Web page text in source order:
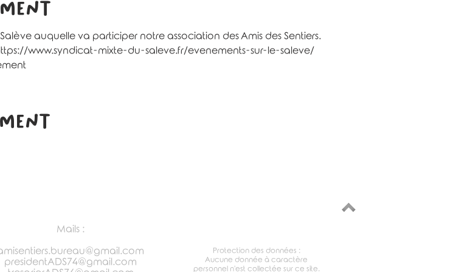
auquelle va participer notre association des Amis des Sentiers.
www.syndicat-mixte-du-saleve.fr/evenements-sur-le-saleve/
Mails :
presidentADS74@gmail.com
Protection des données :
Aucune donnée à caractère
personnel n'est collectée sur ce site.